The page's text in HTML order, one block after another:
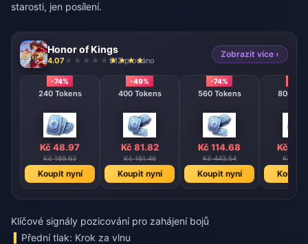
starosti, jen posílení.
Honor of Kings
4.07 812 prodáno
Zobrazit více ›
-74%
240 Tokens
Kč 48.97
Kč 189.63
Koupit nyní
-49%
400 Tokens
Kč 81.82
Kč 161.46
Koupit nyní
-74%
560 Tokens
Kč 114.68
Kč 443.54
Koupit nyní
Kč
Kč
Koupit
Klíčové signály pozicování pro zahájení bojů
Přední tlak: Krok za vlnu